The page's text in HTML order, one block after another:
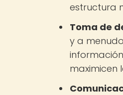
estructura
Toma de
y a
maximicen